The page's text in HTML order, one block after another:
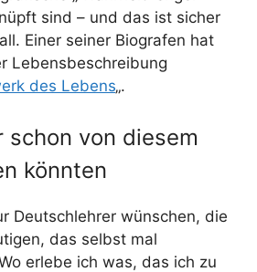
sind – und das ist sicher
Einer seiner Biografen hat
Lebensbeschreibung
des Lebens„.
schon von diesem
könnten
Deutschlehrer wünschen, die
das selbst mal
erlebe ich was, das ich zu